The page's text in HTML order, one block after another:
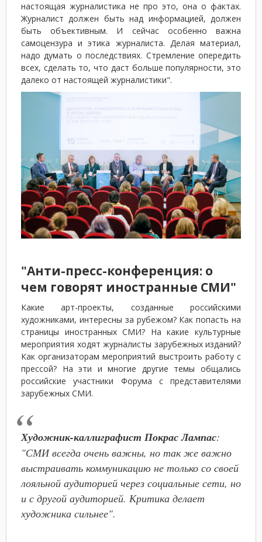
настоящая журналистика не про это, она о фактах.
Журналист должен быть над информацией, должен
быть объективным. И сейчас особенно важна
самоцензура и этика журналиста. Делая материал,
надо думать о последствиях. Стремление опередить
всех, сделать то, что даст больше популярности, это
далеко от настоящей журналистики".
"Анти-пресс-конференция: о
чем говорят иностранные СМИ"
Какие арт-проекты, созданные российскими
художниками, интересны за рубежом? Как попасть на
страницы иностранных СМИ? На какие культурные
мероприятия ходят журналисты зарубежных изданий?
Как организаторам мероприятий выстроить работу с
прессой? На эти и многие другие темы общались
российские участники Форума с представителями
зарубежных СМИ.
Художник-каллиграфист Покрас Лампас:
"СМИ всегда очень важны, но так же важно
выстраивать коммуникацию не только со своей
лояльной аудиторией через социальные сети, но
и с другой аудиторией. Критика делает
художника сильнее".